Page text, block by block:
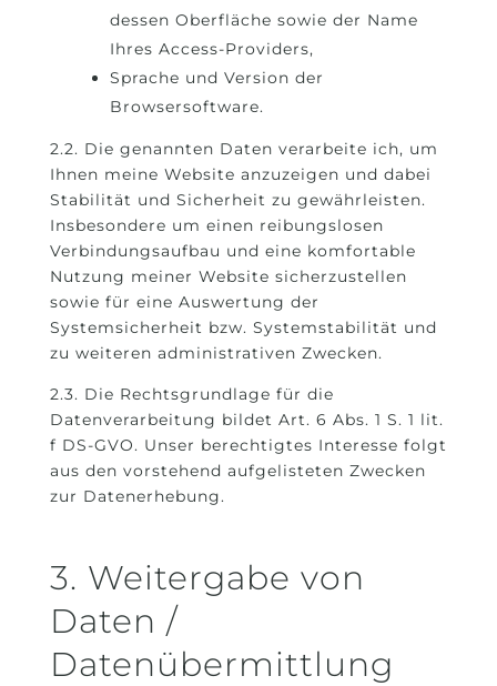
dessen Oberfläche sowie der Name
Ihres Access-Providers,
Sprache und Version der
Browsersoftware.
2.2. Die genannten Daten verarbeite ich, um
Ihnen meine Website anzuzeigen und dabei
Stabilität und Sicherheit zu gewährleisten.
Insbesondere um einen reibungslosen
Verbindungsaufbau und eine komfortable
Nutzung meiner Website sicherzustellen
sowie für eine Auswertung der
Systemsicherheit bzw. Systemstabilität und
zu weiteren administrativen Zwecken.
2.3. Die Rechtsgrundlage für die
Datenverarbeitung bildet Art. 6 Abs. 1 S. 1 lit.
f DS-GVO. Unser berechtigtes Interesse folgt
aus den vorstehend aufgelisteten Zwecken
zur Datenerhebung.
3. Weitergabe von
Daten /
Datenübermittlung